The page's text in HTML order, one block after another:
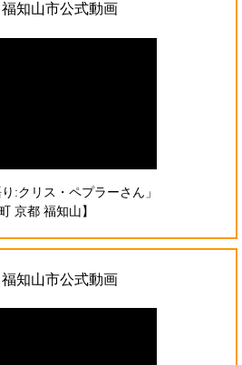
福知山市公式動画
:クリス・ペプラーさん」
京都 福知山】
福知山市公式動画